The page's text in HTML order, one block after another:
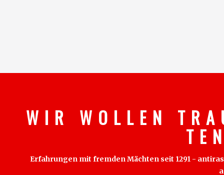
W I R W O L L E N T R
T E
Erfahrungen mit fremden Mächten seit 1291 -